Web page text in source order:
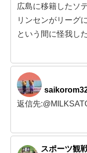
広島に移籍したソ
リンセンがリーグ
という間に怪我し
返信先
スポーツ観